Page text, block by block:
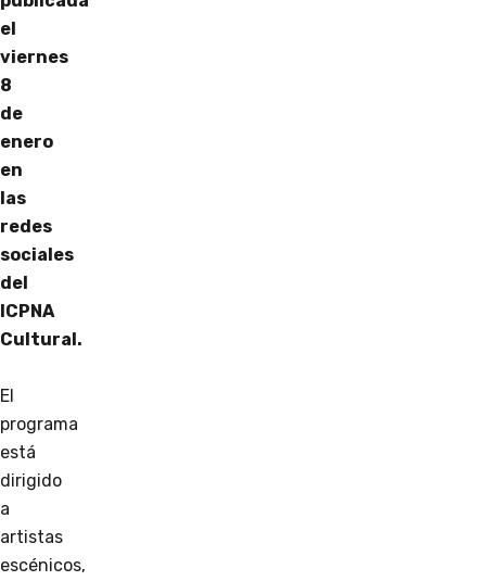
el
viernes
8
de
enero
en
las
redes
sociales
del
ICPNA
Cultural.
El
programa
está
dirigido
a
artistas
escénicos,